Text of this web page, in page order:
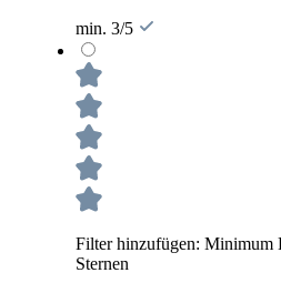
min. 3/5
Filter hinzufügen: Minimum
Sternen